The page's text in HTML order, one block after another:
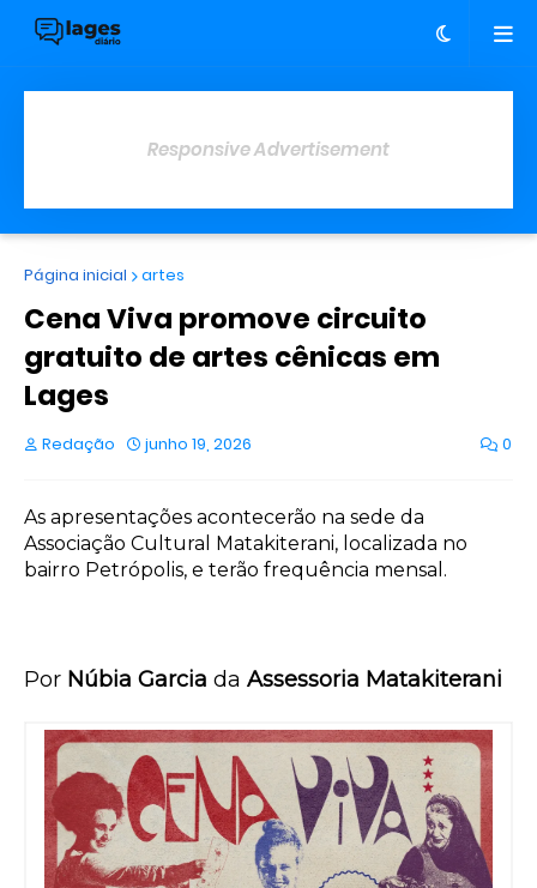
Responsive Advertisement
Página inicial artes
Cena Viva promove circuito
gratuito de artes cênicas em
Lages
Redação junho 19, 2026 0
As apresentações acontecerão na sede da
Associação Cultural Matakiterani, localizada no
bairro Petrópolis, e terão frequência mensal.
Por Núbia Garcia da Assessoria Matakiterani